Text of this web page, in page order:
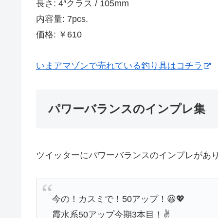
長さ: 4″クラス / 105mm
内容量: 7pcs.
価格: ￥610
いまアマゾンで売れている釣り具はコチラ
パワーバランスのインプレ集
ツイッターにパワーバランスのインプレがあ
今の！カスミで！50アップ！😆💖
霞水系50アップ今期3本目！✌️